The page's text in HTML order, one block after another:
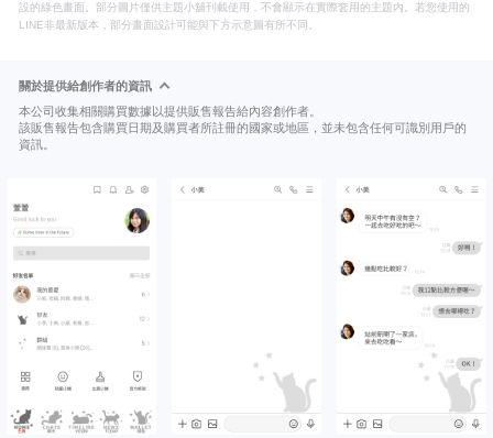
設的綠色畫面。部分圖片僅供主題小舖刊載使用，不會顯示在實際套用的主題內。若您使用的
LINE非最新版本，部分畫面設計可能與下方示意圖有所不同。
關於提供給創作者的資訊
本公司收集相關購買數據以提供販售報告給內容創作者。
該販售報告包含購買日期及購買者所註冊的國家或地區，並未包含任何可識別用戶的
資訊。